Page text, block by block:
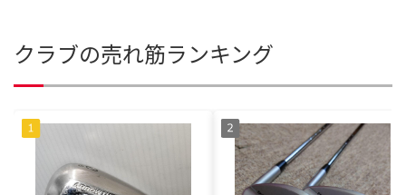
クラブの売れ筋ランキング